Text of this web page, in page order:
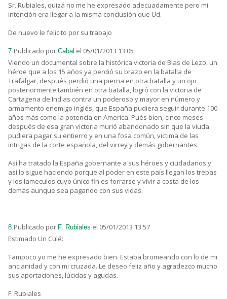
Sr. Rubiales, quizá no me he expresado adecuadamente pero mi
intención era llegar a la misma conclusión que Ud.
De nuevo le felicito por su trabajo
7.Publicado por Cabal el 05/01/2013 13:05
Viendo un documental sobre la histórica victoria de Blas de Lezo, un
héroe que a los 15 años ya perdió su brazo en la batalla de
Trafalgar, después perdió una pierna en otra batalla y un ojo
posteriormente también en otra batalla, logró con la victoria de
Cartagena de Indias contra un poderoso y mayor en número y
armamento enemigo inglés, que España pudiera seguir durante 100
años más como la potencia en America. Pués bien, cinco meses
después de esa gran victoria murió abandonado sin que la viuda
pudiera pagar su entierro y en una fosa común, victima de las
intrigas de la corte española, del virrey y demás gobernantes.
Así ha tratado la España gobernante a sus héroes y ciudadanos y
así lo sigue haciendo porque al poder en este país llegan los trepas
y los lameculos cuyo único fin es forrarse y vivir a costa de los
demás aunque sea pagando con sus vidas.
8.Publicado por F. Rubiales el 05/01/2013 13:57
Estimado Un Culé:
Tampoco yo me he expresado bien. Estaba bromeando con lo de mi
ancianidad y con mi cruzada. Le deseo feliz año y agradezco mucho
sus aportaciones, lúcidas y agudas.
F. Rubiales